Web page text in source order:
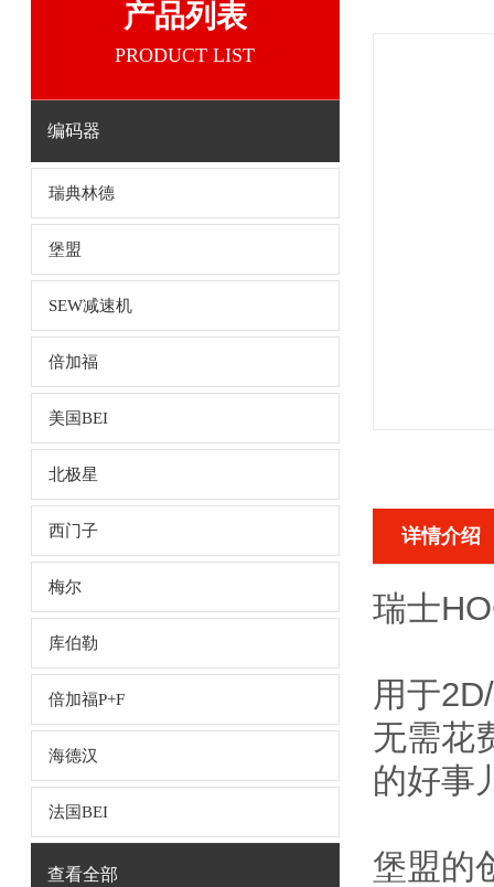
产品列表
PRODUCT LIST
编码器
瑞典林德
堡盟
SEW减速机
倍加福
美国BEI
北极星
西门子
梅尔
库伯勒
倍加福P+F
海德汉
法国BEI
查看全部
详情介绍
瑞士
用于
无需花
的好事
堡盟的